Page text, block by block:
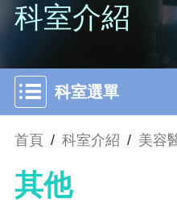
科室介紹
科室選單
首頁 / 科室介紹 / 美容
其他